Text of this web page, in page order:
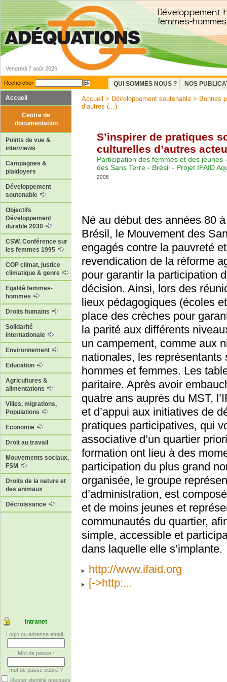
Vendredi 7 août 2026
Rechercher QUI SOMMES NOUS ?
NOS
Accueil
Centre de
documentation
Points de vue &
interviews
Campagnes &
plaidoyers
Développement
soutenable
Objectifs
Développement
durable 2030
CSW, Conférence sur
les femmes 1995
COP climat, justice
climatique & genre
Egalité femmes-
hommes
Droits humains
Solidarité
internationale
Environnement
Education
Agricultures &
alimentations
Villes, migrations,
Populations
Economie
Droit au travail
Mouvements sociaux,
FSM
Droits de la nature et
des animaux
Décroissance
Intranet
Login ou adresse email :
Mot de passe :
mot de passe oublié ?
Rester identifié quelques
Accueil > Développement soutenable > Bonnes
d’autres (...)
S’inspirer de pratiques
culturelles d’autres
Participation des femmes et des jeunes
des Sans Terre - Brésil - Projet IFAID
2008
Né au début des années 80
Brésil, le Mouvement des
engagés contre la pauvreté
revendication de la réforme
pour garantir la participation
décision. Ainsi, lors des
lieux pédagogiques (écoles
place des crèches pour
la parité aux différents
un campement, comme aux
nationales, les
hommes et femmes. Les
paritaire. Après avoir
quatre ans auprès du MST,
et d’appui aux initiatives de
pratiques participatives, qui
associative d’un quartier
formation ont lieu à des
participation du plus grand
organisée, le groupe
d’administration, est
et de moins jeunes et
communautés du quartier,
simple, accessible et
dans laquelle elle s’implante.
http://www.ifaid.org
[->http:...